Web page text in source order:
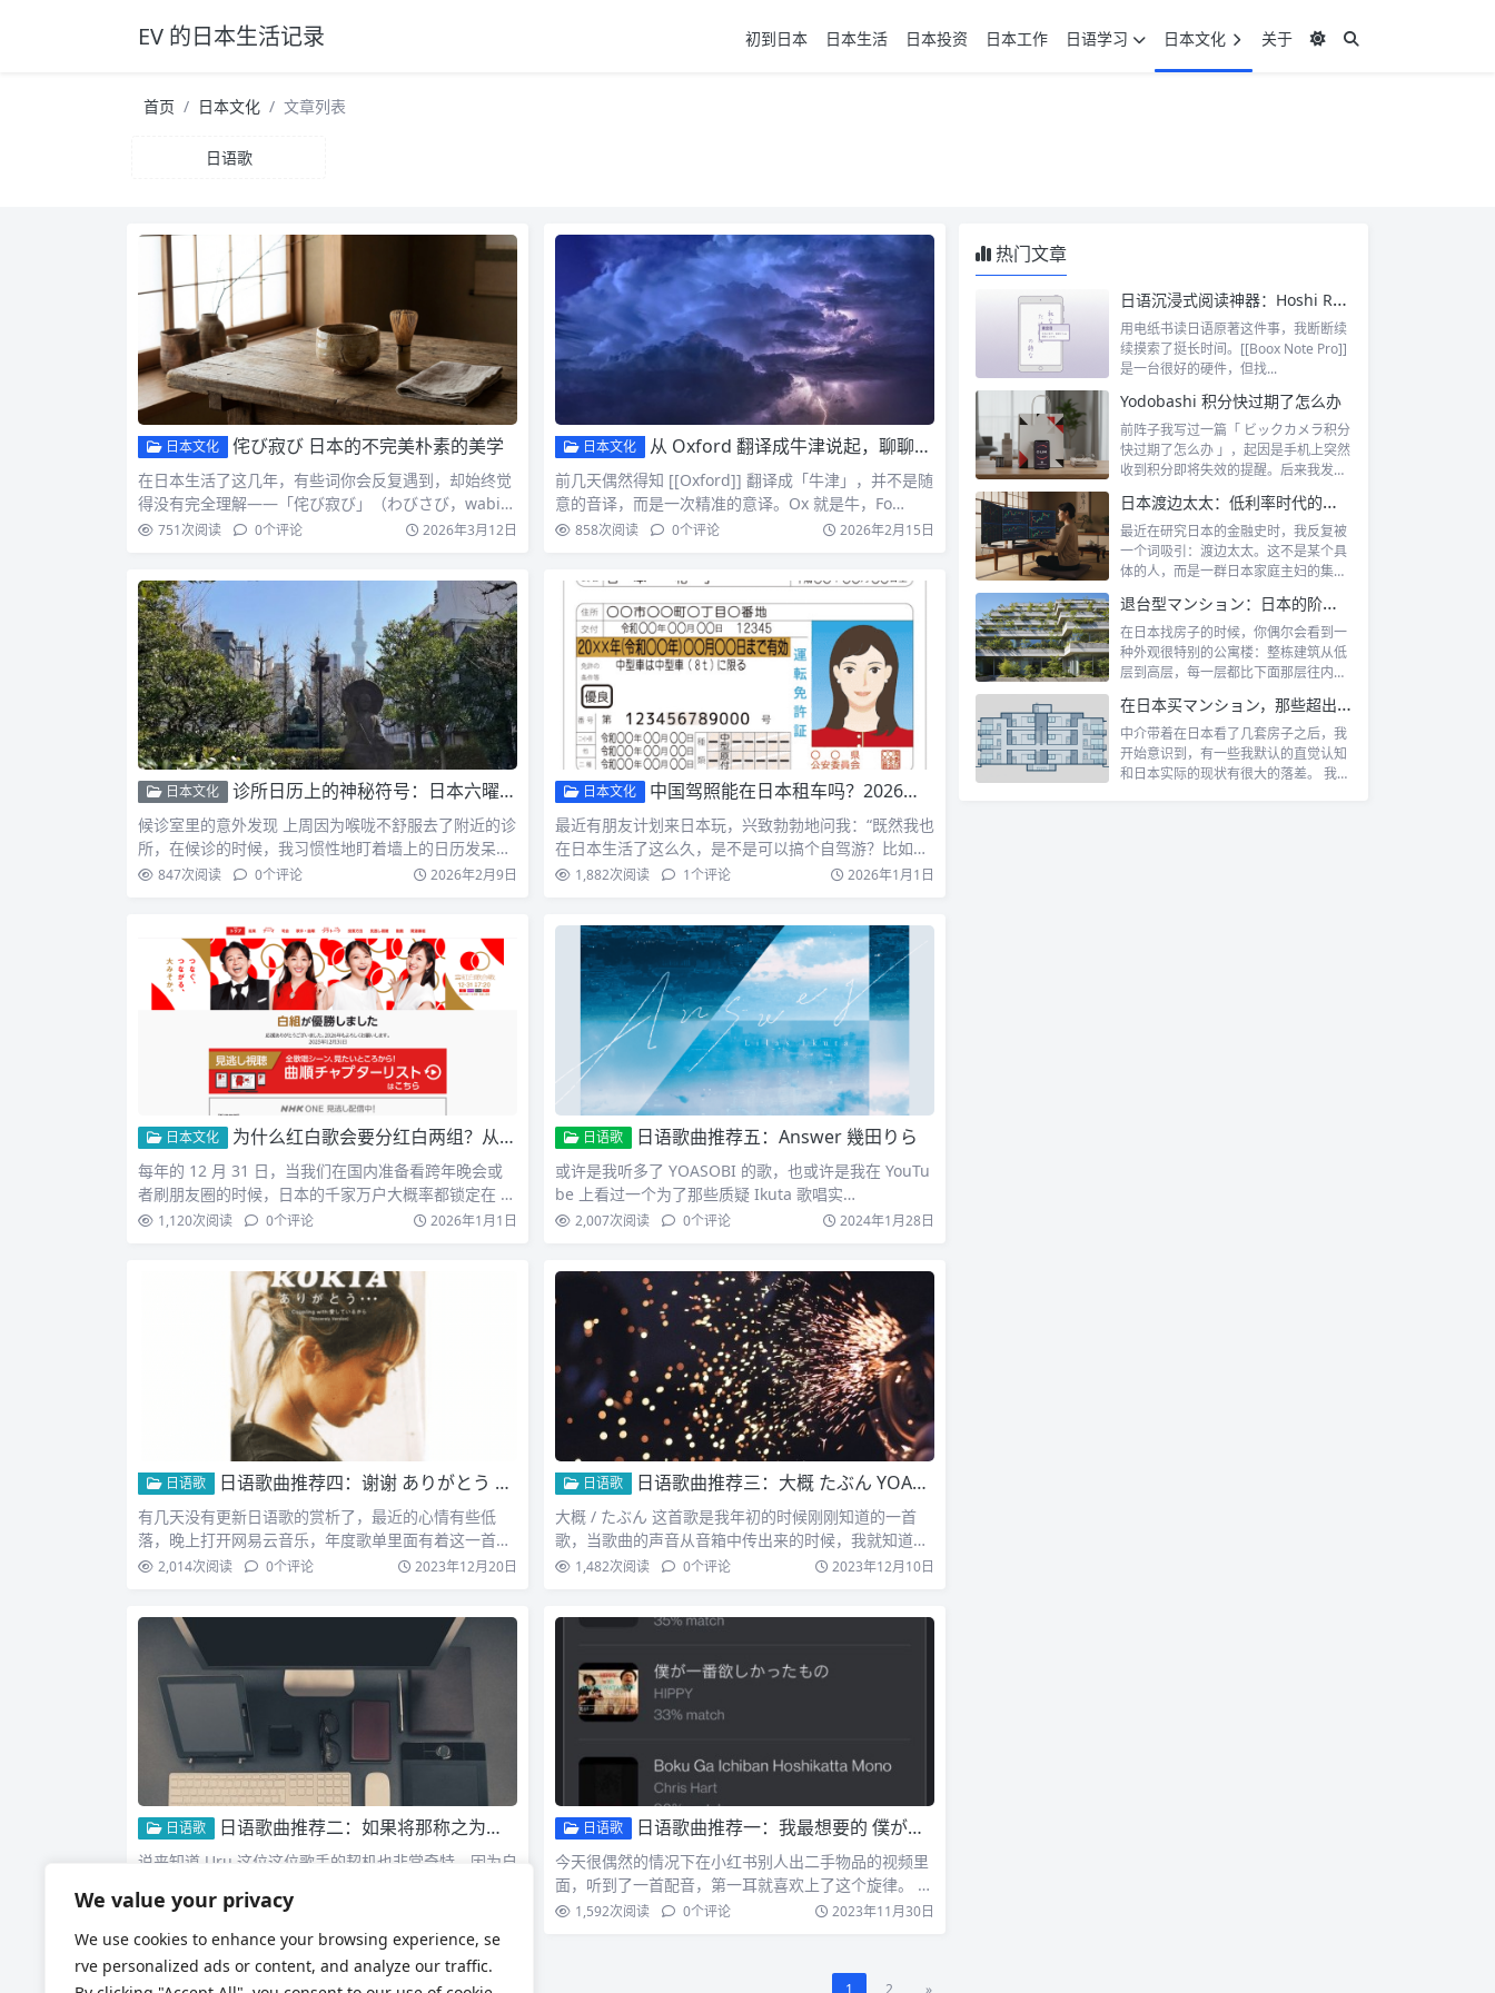
We value your privacy
We use cookies to enhance your browsing experience, se
rve personalized ads or content, and analyze our traffic.
EV 的日本生活记录 初到日本 日本生活 日本投资 日本工作 日语学习 日本文化 关于
首页 日本文化 文章列表
日语歌
日本文化 侘び寂び 日本的不完美朴素的美学
在日本生活了这几年，有些词你会反复遇到，却始终觉
得没有完全理解——「侘び寂び」（わびさび，wabi-s
abi）…
751次阅读 0个评论 2026年3月12日
日本文化 从 Oxford 翻译成牛津说起，聊聊地名中的渡口
前几天偶然得知 [[Oxford]] 翻译成「牛津」，并不是随
意的音译，而是一次精准的意译。Ox 就是牛，Fo…
858次阅读 0个评论 2026年2月15日
日本文化 诊所日历上的神秘符号：日本六曜文化
候诊室里的意外发现 上周因为喉咙不舒服去了附近的诊
所，在候诊的时候，我习惯性地盯着墙上的日历发呆。
日本的诊所总…
847次阅读 0个评论 2026年2月9日
日本文化 中国驾照能在日本租车吗？2026最新实操指南
最近有朋友计划来日本玩，兴致勃勃地问我：“既然我也
在日本生活了这么久，是不是可以搞个自驾游？比如去
北海道看雪，…
1,882次阅读 1个评论 2026年1月1日
日本文化 为什么红白歌会要分红白两组？从源平合战说起的日本国民传统
每年的 12 月 31 日，当我们在国内准备看跨年晚会或
者刷朋友圈的时候，日本的千家万户大概率都锁定在 N
HK…1,120次阅读 0个评论 2026年1月1日
日语歌 日语歌曲推荐五：Answer 幾田りら
或许是我听多了 YOASOBI 的歌，也或许是我在 YouTu
be 上看过一个为了那些质疑 Ikuta 歌唱实…
2,007次阅读 0个评论 2024年1月28日
日语歌 日语歌曲推荐四：谢谢 ありがとう KOKIA
有几天没有更新日语歌的赏析了，最近的心情有些低
落，晚上打开网易云音乐，年度歌单里面有着这一首
歌，当旋律想起，看…
2,014次阅读 0个评论 2023年12月20日
日语歌 日语歌曲推荐三：大概 たぶん YOASOBI
大概 / たぶん 这首歌是我年初的时候刚刚知道的一首
歌，当歌曲的声音从音箱中传出来的时候，我就知道我
喜欢这个旋…
1,482次阅读 0个评论 2023年12月10日
日语歌 日语歌曲推荐二：如果将那称之为爱 Uru それを愛と呼ぶなら
说来知道 Uru 这位这位歌手的契机也非常奇特，因为自
1,748次阅读 0个评论
日语歌 日语歌曲推荐一：我最想要的 僕が一番欲しかったもの
今天很偶然的情况下在小红书别人出二手物品的视频里
面，听到了一首配音，第一耳就喜欢上了这个旋律。 尽
管通过有限的…
1,592次阅读 0个评论 2023年11月30日
热门文章
日语沉浸式阅读神器：Hoshi Reader Android 与 Chimahon
用电纸书读日语原著这件事，我断断续
续摸索了挺长时间。[[Boox Note Pro]]
是一台很好的硬件，但找...
Yodobashi 积分快过期了怎么办
前阵子我写过一篇「 ビックカメラ积分
快过期了怎么办 」，起因是手机上突然
收到积分即将失效的提醒。后来我发
日本渡边太太：低利率时代的散户传奇
最近在研究日本的金融史时，我反复被
一个词吸引：渡边太太。这不是某个具
体的人，而是一群日本家庭主妇的集体
退台型マンション：日本的阶梯式露台公寓是什么
在日本找房子的时候，你偶尔会看到一
种外观很特别的公寓楼：整栋建筑从低
层到高层，每一层都比下面那层往内缩
在日本买マンション，那些超出认知的所有权规则
中介带着在日本看了几套房子之后，我
开始意识到，有一些我默认的直觉认知
和日本实际的现状有很大的落差。 我自